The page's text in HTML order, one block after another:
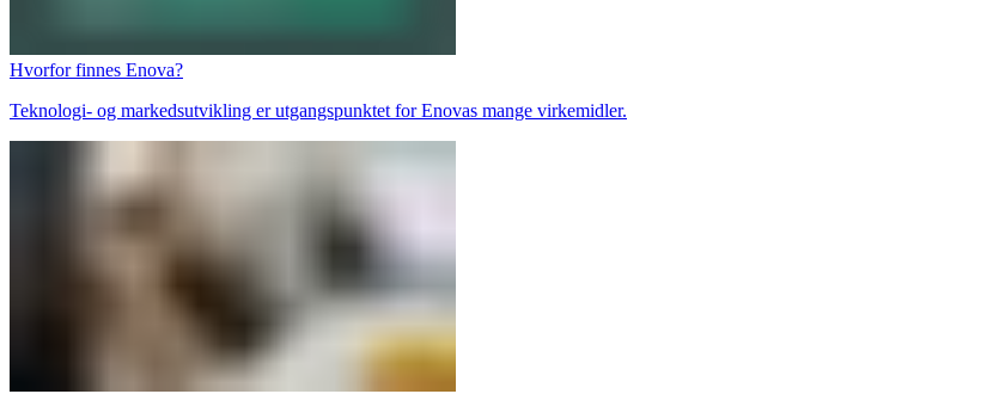
Hvorfor finnes Enova?
Teknologi- og markedsutvikling er utgangspunktet for Enovas mange virkemidler.